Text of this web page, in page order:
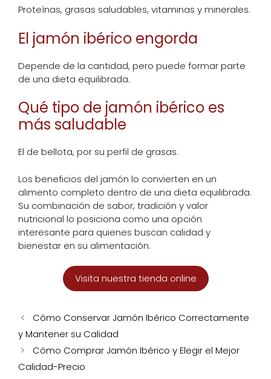
Proteínas, grasas saludables, vitaminas y minerales.
El jamón ibérico engorda
Depende de la cantidad, pero puede formar parte
de una dieta equilibrada.
Qué tipo de jamón ibérico es
más saludable
El de bellota, por su perfil de grasas.
Los beneficios del jamón lo convierten en un
alimento completo dentro de una dieta equilibrada.
Su combinación de sabor, tradición y valor
nutricional lo posiciona como una opción
interesante para quienes buscan calidad y
bienestar en su alimentación.
Visita nuestra tienda online
Cómo Conservar Jamón Ibérico Correctamente
y Mantener su Calidad
Cómo Comprar Jamón Ibérico y Elegir el Mejor
Calidad-Precio